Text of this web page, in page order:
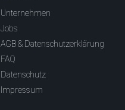
Unternehmen
Jobs
AGB & Datenschutzerklärung
FAQ
Datenschutz
Impressum